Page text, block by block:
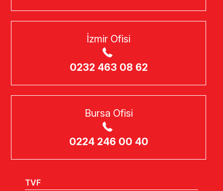
İzmir Ofisi
0232 463 08 62
Bursa Ofisi
0224 246 00 40
TVF